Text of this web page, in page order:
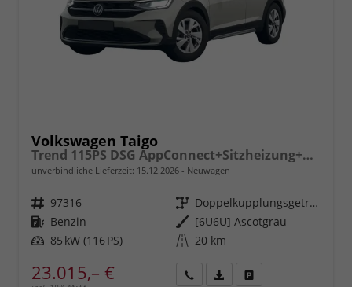
Volkswagen Taigo
Trend 115PS DSG AppConnect+Sitzheizung+PDC+Alu16+LED+DAB+FrontAssist
unverbindliche Lieferzeit: 15.12.2026 Neuwagen
Fahrzeugnr. 97316 Getriebe
Doppelkupplungsgetriebe (DSG)
Kraftstoff Benzin Außenfarbe [6U6U] Ascotgrau
Leistung 85 kW (116 PS) Kilometerstand 20 km
23.015,– €